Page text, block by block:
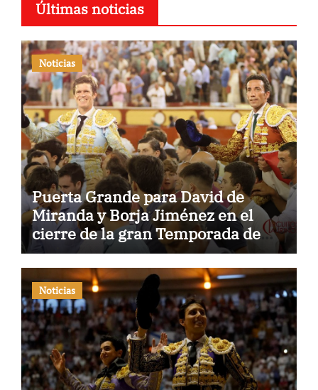
Últimas noticias
Noticias
Puerta Grande para David de
Miranda y Borja Jiménez en el
cierre de la gran Temporada de
Verano de El Puerto
Noticias